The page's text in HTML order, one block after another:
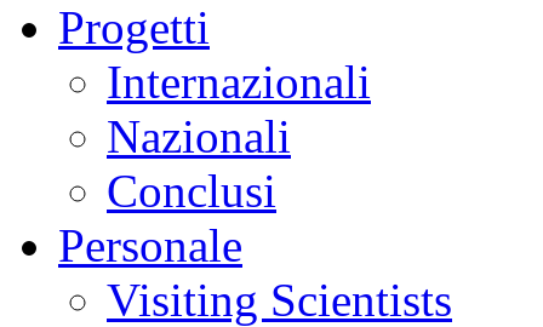
Progetti
Internazionali
Nazionali
Conclusi
Personale
Visiting Scientists